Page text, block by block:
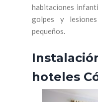
habitaciones
golpes y
pequeños.
hoteles